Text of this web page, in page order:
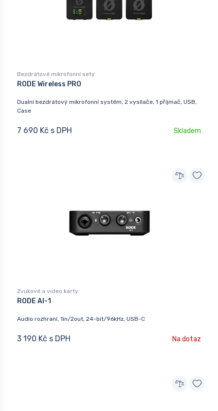
Bezdrátové mikrofonní sety
RODE Wireless PRO
Dualní bezdrátový mikrofonní systém, 2 vysílače, 1 příjmač, USB,
Case
7 690 Kč s DPH Skladem
Zvukové a video karty
RODE AI-1
Audio rozhraní, 1in/2out, 24-bit/96kHz, USB-C
3 190 Kč s DPH Na dotaz